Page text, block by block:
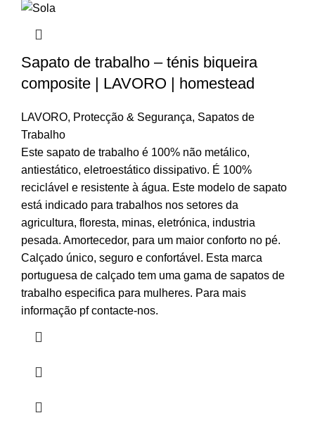
Sapato de trabalho – ténis biqueira
composite | LAVORO | homestead
LAVORO, Protecção & Segurança, Sapatos de
Trabalho
Este sapato de trabalho é 100% não metálico,
antiestático, eletroestático dissipativo. É 100%
reciclável e resistente à água. Este modelo de sapato
está indicado para trabalhos nos setores da
agricultura, floresta, minas, eletrónica, industria
pesada. Amortecedor, para um maior conforto no pé.
Calçado único, seguro e confortável. Esta marca
portuguesa de calçado tem uma gama de sapatos de
trabalho especifica para mulheres. Para mais
informação pf contacte-nos.